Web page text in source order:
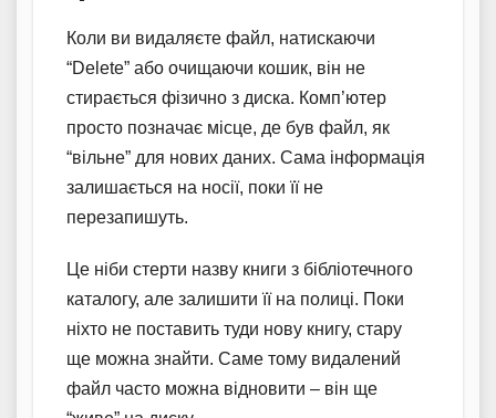
Коли ви видаляєте файл, натискаючи
“Delete” або очищаючи кошик, він не
стирається фізично з диска. Комп’ютер
просто позначає місце, де був файл, як
“вільне” для нових даних. Сама інформація
залишається на носії, поки її не
перезапишуть.
Це ніби стерти назву книги з бібліотечного
каталогу, але залишити її на полиці. Поки
ніхто не поставить туди нову книгу, стару
ще можна знайти. Саме тому видалений
файл часто можна відновити – він ще